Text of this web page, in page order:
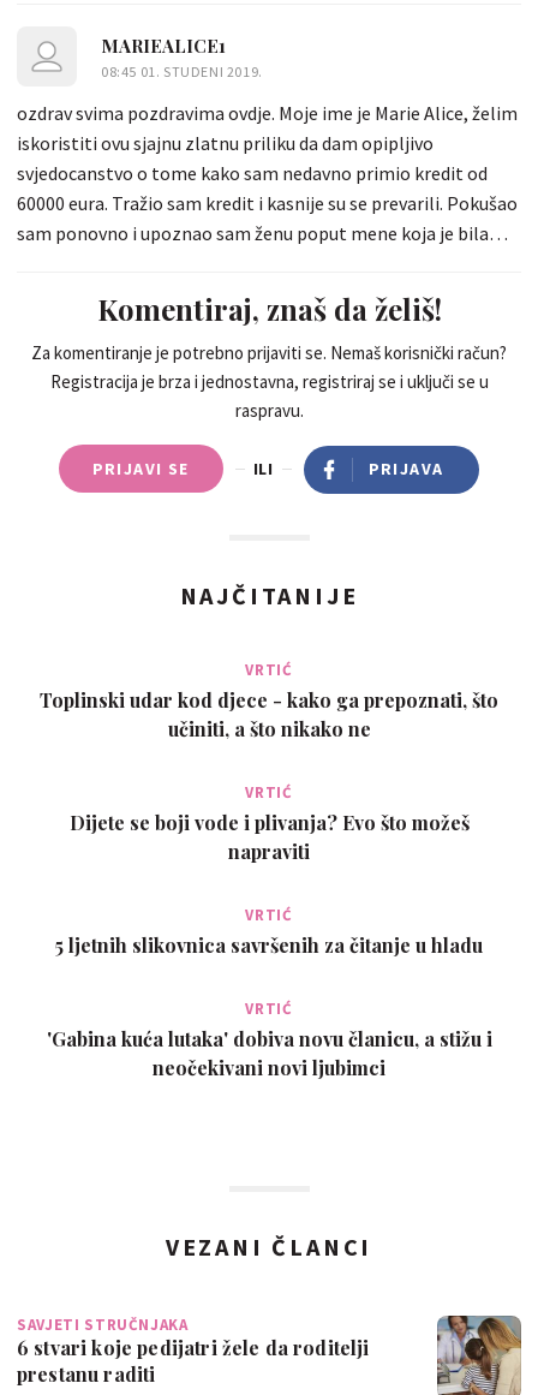
žena, pa sam odlucio kontaktirati s njom i on mi je pružio
mogao dobiti, ali objašnjenje je da imam svoju dobili su zajam
dobrog zdravlja i s manje stresa. Ako ste zainteresirani za
zajam, možete joj se obratiti putem e-maila:
(vladimirafinancialinvestment@gmail.com)
MARIEALICE1
08:45 01. STUDENI 2019.
ozdrav svima pozdravima ovdje. Moje ime je Marie Alice, želim
iskoristiti ovu sjajnu zlatnu priliku da dam opipljivo
svjedocanstvo o tome kako sam nedavno primio kredit od
60000 eura. Tražio sam kredit i kasnije su se prevarili. Pokušao
sam ponovno i upoznao sam ženu poput mene koja je bila
stopu od 2%. Receno mi je da je ta zajmodavka pouzdana
žena, pa sam odlucio kontaktirati s njom i on mi je pružio
mogucnost da zatražim zajam od njene tvrtke koji bih lako
mogao dobiti, ali objašnjenje je da imam svoju dobili su zajam
dobrog zdravlja i s manje stresa. Ako ste zainteresirani za
zajam, možete joj se obratiti putem e-maila:
(vladimirafinancialinvestment@gmail.com)
Komentiraj, znaš da želiš!
Za komentiranje je potrebno prijaviti se. Nemaš korisnički račun?
Registracija je brza i jednostavna, registriraj se i uključi se u
raspravu.
PRIJAVI SE ILI PRIJAVA
NAJČITANIJE
VRTIĆ
Toplinski udar kod djece - kako ga prepoznati, što
učiniti, a što nikako ne
VRTIĆ
Dijete se boji vode i plivanja? Evo što možeš
napraviti
VRTIĆ
5 ljetnih slikovnica savršenih za čitanje u hladu
VRTIĆ
'Gabina kuća lutaka' dobiva novu članicu, a stižu i
neočekivani novi ljubimci
VEZANI ČLANCI
SAVJETI STRUČNJAKA
6 stvari koje pedijatri žele da roditelji
prestanu raditi